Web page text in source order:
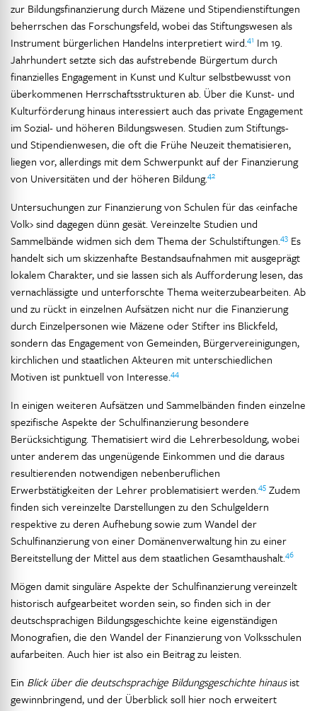
zur Bildungsfinanzierung durch Mäzene und Stipendienstiftungen
beherrschen das Forschungsfeld, wobei das Stiftungswesen als
Instrument bürgerlichen Handelns interpretiert wird.41 Im 19.
Jahrhundert setzte sich das aufstrebende Bürgertum durch
finanzielles Engagement in Kunst und Kultur selbstbewusst von
überkommenen Herrschaftsstrukturen ab. Über die Kunst- und
Kulturförderung hinaus interessiert auch das private Engagement
im Sozial- und höheren Bildungswesen. Studien zum Stiftungs-
und Stipendienwesen, die oft die Frühe Neuzeit thematisieren,
liegen vor, allerdings mit dem Schwerpunkt auf der Finanzierung
von Universitäten und der höheren Bildung.42
Untersuchungen zur Finanzierung von Schulen für das ‹einfache
Volk› sind dagegen dünn gesät. Vereinzelte Studien und
Sammelbände widmen sich dem Thema der Schulstiftungen.43 Es
handelt sich um skizzenhafte Bestandsaufnahmen mit ausgeprägt
lokalem Charakter, und sie lassen sich als Aufforderung lesen, das
vernachlässigte und unterforschte Thema weiterzubearbeiten. Ab
und zu rückt in einzelnen Aufsätzen nicht nur die Finanzierung
durch Einzelpersonen wie Mäzene oder Stifter ins Blickfeld,
sondern das Engagement von Gemeinden, Bürgervereinigungen,
kirchlichen und staatlichen Akteuren mit unterschiedlichen
Motiven ist punktuell von Interesse.44
In einigen weiteren Aufsätzen und Sammelbänden finden einzelne
spezifische Aspekte der Schulfinanzierung besondere
Berücksichtigung. Thematisiert wird die Lehrerbesoldung, wobei
unter anderem das ungenügende Einkommen und die daraus
resultierenden notwendigen nebenberuflichen
Erwerbstätigkeiten der Lehrer problematisiert werden.45 Zudem
finden sich vereinzelte Darstellungen zu den Schulgeldern
respektive zu deren Aufhebung sowie zum Wandel der
Schulfinanzierung von einer Domänenverwaltung hin zu einer
Bereitstellung der Mittel aus dem staatlichen Gesamthaushalt.46
Mögen damit singuläre Aspekte der Schulfinanzierung vereinzelt
historisch aufgearbeitet worden sein, so finden sich in der
deutschsprachigen Bildungsgeschichte keine eigenständigen
Monografien, die den Wandel der Finanzierung von Volksschulen
aufarbeiten. Auch hier ist also ein Beitrag zu leisten.
Ein Blick über die deutschsprachige Bildungsgeschichte hinausist
gewinnbringend, und der Überblick soll hier noch erweitert